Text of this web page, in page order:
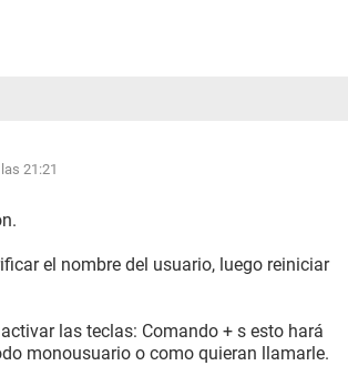
21:21
el nombre del usuario, luego reiniciar
las teclas: Comando + s esto hará
monousuario o como quieran llamarle.